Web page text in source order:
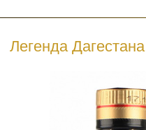
Легенда